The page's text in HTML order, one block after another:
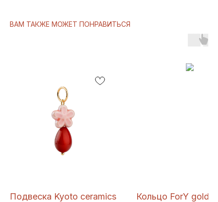
ВАМ ТАКЖЕ МОЖЕТ ПОНРАВИТЬСЯ
Подвеска Kyoto ceramics
Кольцо ForY gold/